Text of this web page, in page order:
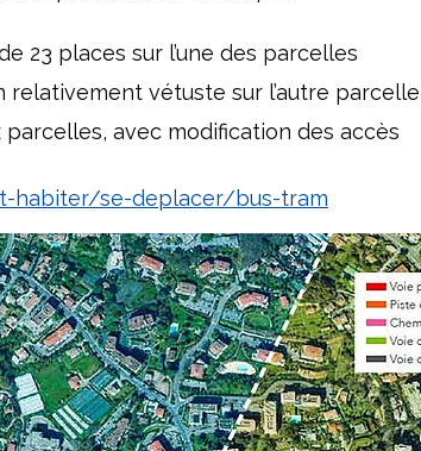
23 places sur l’une des parcelles
relativement vétuste sur l’autre parcelle
avec modification des accès
habiter/se-deplacer/bus-tram